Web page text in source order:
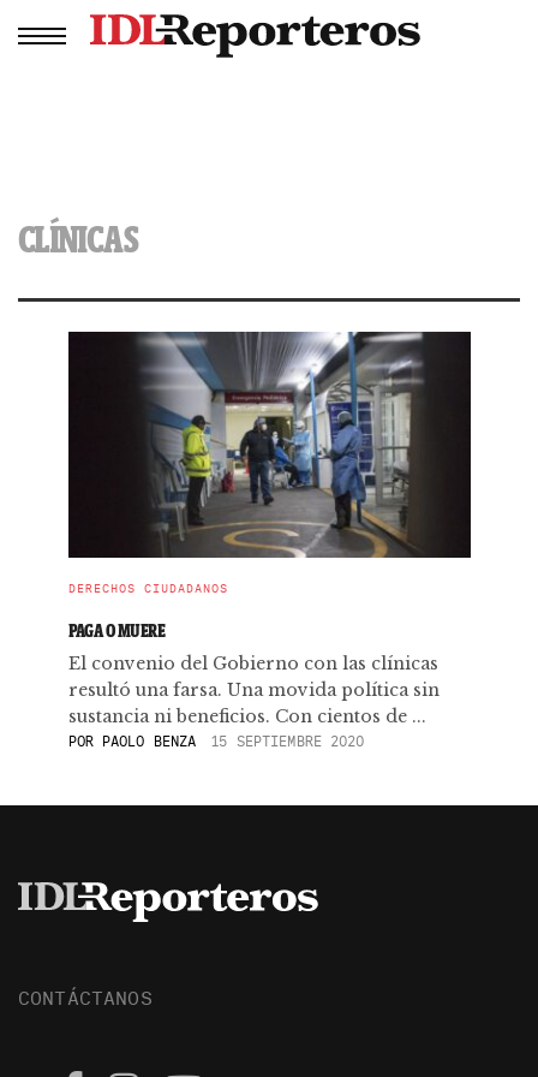
CLÍNICAS
DERECHOS CIUDADANOS
PAGA O MUERE
El convenio del Gobierno con las clínicas
resultó una farsa. Una movida política sin
sustancia ni beneficios. Con cientos de ...
PORPAOLO BENZA 15 SEPTIEMBRE 2020
CONTÁCTANOS